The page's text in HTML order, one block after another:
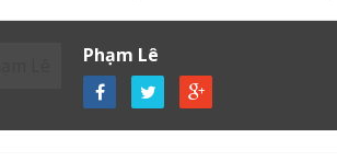
Phạm Lê